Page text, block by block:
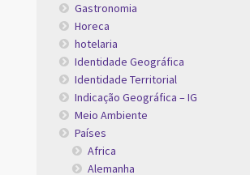
Gastronomia
Horeca
hotelaria
Identidade Geográfica
Identidade Territorial
Indicação Geográfica – IG
Meio Ambiente
Países
Africa
Alemanha